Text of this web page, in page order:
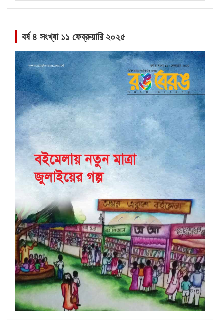
বর্ষ ৪ সংখ্যা ১১ ফেব্রুয়ারি ২০২৫